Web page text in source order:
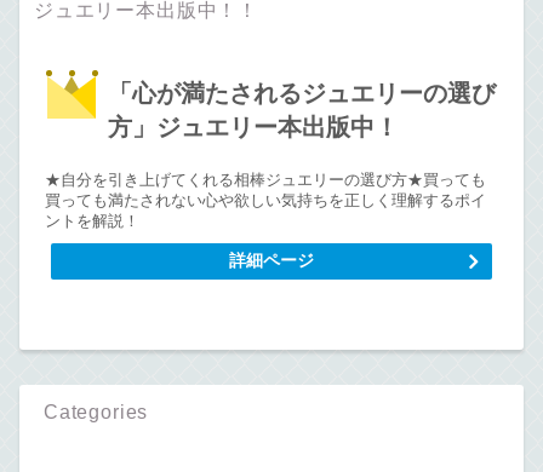
ジュエリー本出版中！！
「心が満たされるジュエリーの選び
方」ジュエリー本出版中！
★自分を引き上げてくれる相棒ジュエリーの選び方★買っても
買っても満たされない心や欲しい気持ちを正しく理解するポイ
ントを解説！
詳細ページ
Categories